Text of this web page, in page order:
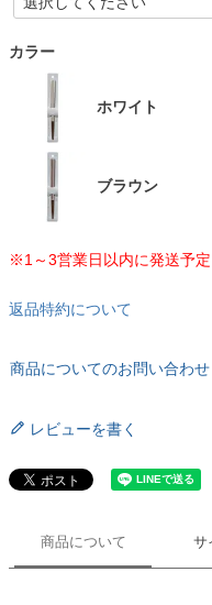
カラー
ホワイト
ブラウン
※1～3営業日以内に発送予定
返品特約について
商品についてのお問い合わせ
レビューを書く
商品について サ